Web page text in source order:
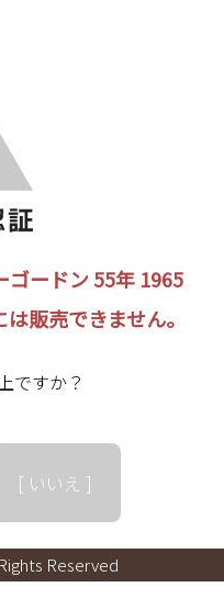
ードン 55年 1965
販売できません。
ですか？
[ いいえ ]
Reserved